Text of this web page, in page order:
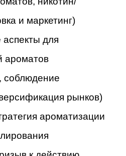
и маркетинг)
аспекты для
ароматов
соблюдение
рынков)
ароматизации